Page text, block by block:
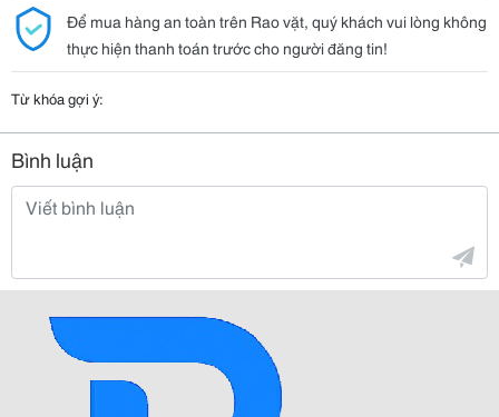
Để mua hàng an toàn trên Rao vặt, quý khách vui lòng không
thực hiện thanh toán trước cho người đăng tin!
Từ khóa gợi ý:
Bình luận